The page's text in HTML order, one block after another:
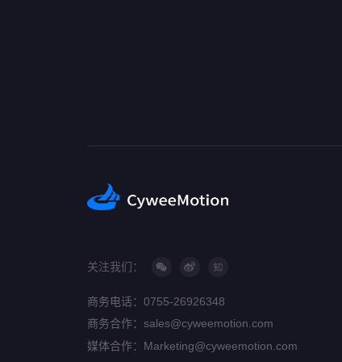
关注我们：
商务电话：0755-26926348
商务合作：sales@cyweemotion.com
媒体合作：Marketing@cyweemotion.com